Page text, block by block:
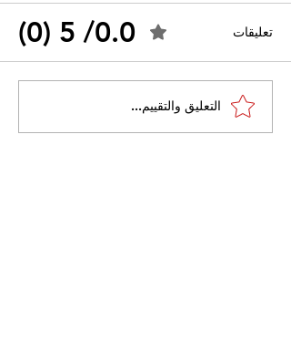
القضاء الإداري يقضي بحل
نقابة "كنابست"
تعليقات 0.0/ 5 (0)
التعليق والتقييم...